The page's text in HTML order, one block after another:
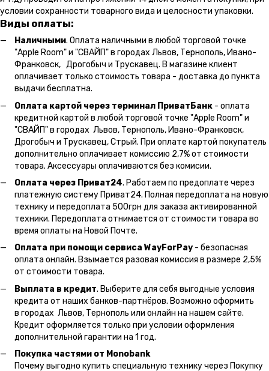
условии сохранности товарного вида и целосности упаковки.
Виды оплаты:
Наличными. Оплата наличными в любой торговой точке
"Apple Room" и "СВАЙП" в городах Львов, Тернополь, Ивано-
Франковск, Дрогобыч и Трускавец. В магазине клиент
оплачивает только стоимость товара - доставка до пункта
выдачи бесплатна.
Оплата картой через терминал ПриватБанк - оплата
кредитной картой в любой торговой точке "Apple Room" и
"СВАЙП" в городах Львов, Тернополь, Ивано-Франковск,
Дрогобыч и Трускавец, Стрый. При оплате картой покупатель
дополнительно оплачивает комиссию 2,7% от стоимости
товара. Аксессуары оплачиваются без комисии.
Оплата через Приват24. Работаем по предоплате через
платежную систему Приват24. Полная передоплата на новую
технику и передоплата 500грн для заказа активированной
техники. Передоплата отнимается от стоимости товара во
время оплаты на Новой Почте.
Оплата при помощи сервиса WayForPay - безопасная
оплата онлайн. Взымается разовая комиссия в размере 2,5%
от стоимости товара.
Выплата в кредит. Выберите для себя выгодные условия
кредита от наших банков-партнёров. Возможно оформить
в городах Львов, Тернополь или онлайн на нашем сайте.
Кредит оформляется только при условии оформления
дополнительной гарантии на 1 год.
Покупка частями от Monobank
Почему выгодно купить специальную технику через Покупку